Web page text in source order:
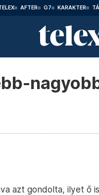
AFTER G7 KARAKTER
azt gondolta, ilyet ő